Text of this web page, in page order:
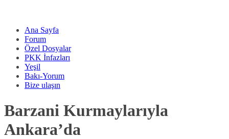
Ana Sayfa
Forum
Özel Dosyalar
PKK İnfazları
Yeşil
Bakı-Yorum
Bize ulaşın
Barzani Kurmaylarıyla
Ankara’da